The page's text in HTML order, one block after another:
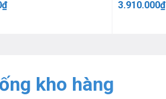
₫ 3.910.000₫
kho hàng